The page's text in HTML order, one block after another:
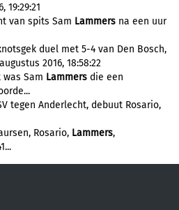
19:29:21
van spits Sam Lammers na een uur
duel met 5-4 van Den Bosch,
2016, 18:58:22
Sam Lammers die een
tegen Anderlecht, debuut Rosario,
Rosario, Lammers,